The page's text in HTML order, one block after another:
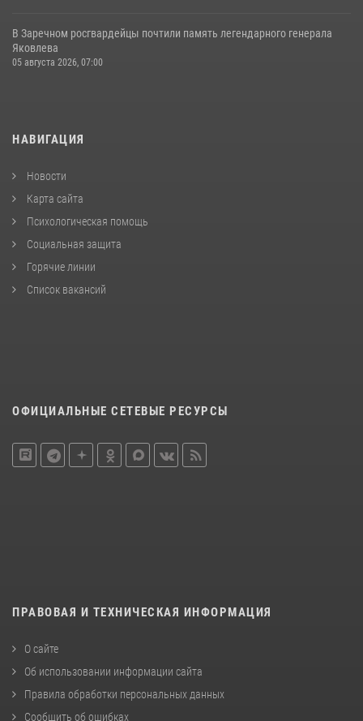
В Заречном росгвардейцы почтили память легендарного генерала
Яковлева
05 августа 2026, 07:00
НАВИГАЦИЯ
Новости
Карта сайта
Психологическая помощь
Социальная защита
Горячие линии
Список вакансий
ОФИЦИАЛЬНЫЕ СЕТЕВЫЕ РЕСУРСЫ
ПРАВОВАЯ И ТЕХНИЧЕСКАЯ ИНФОРМАЦИЯ
О сайте
Об использовании информации сайта
Правила обработки персональных данных
Сообщить об ошибках